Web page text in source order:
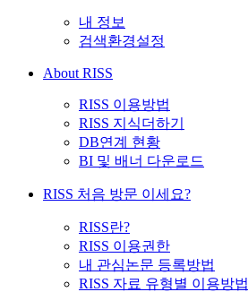
내 정보
검색환경설정
About RISS
RISS 이용방법
RISS 지식더하기
DB연계 현황
BI 및 배너 다운로드
RISS 처음 방문 이세요?
RISS란?
RISS 이용권한
내 관심논문 등록방법
RISS 자료 유형별 이용방법